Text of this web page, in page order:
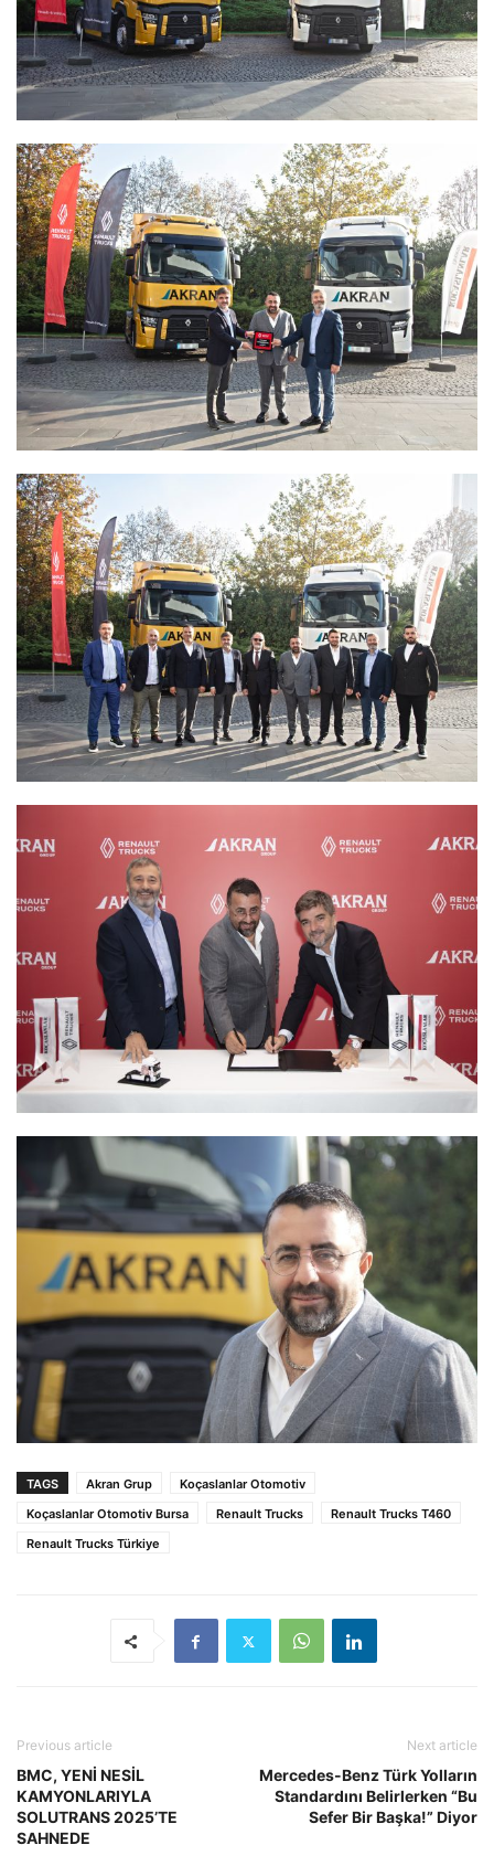
TAGS Akran Grup
Koçaslanlar Otomotiv
Koçaslanlar Otomotiv Bursa
Renault Trucks
Renault Trucks T460
Renault Trucks Türkiye
Previous article
BMC, YENİ NESİL
KAMYONLARIYLA
SOLUTRANS 2025’TE
SAHNEDE
Next article
Mercedes-Benz Türk Yolların
Standardını Belirlerken “Bu
Sefer Bir Başka!” Diyor